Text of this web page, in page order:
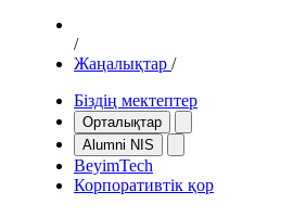
/
Жаңалықтар /
Біздің мектептер
Орталықтар
Alumni NIS
BeyimTech
Корпоративтік қор